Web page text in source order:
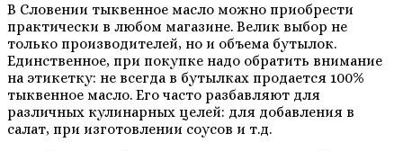
В Словении тыквенное масло можно приобрести
практически в любом магазине. Велик выбор не
только производителей, но и объема бутылок.
Единственное, при покупке надо обратить внимание
на этикетку: не всегда в бутылках продается 100%
тыквенное масло. Его часто разбавляют для
различных кулинарных целей: для добавления в
салат, при изготовлении соусов и т.д.